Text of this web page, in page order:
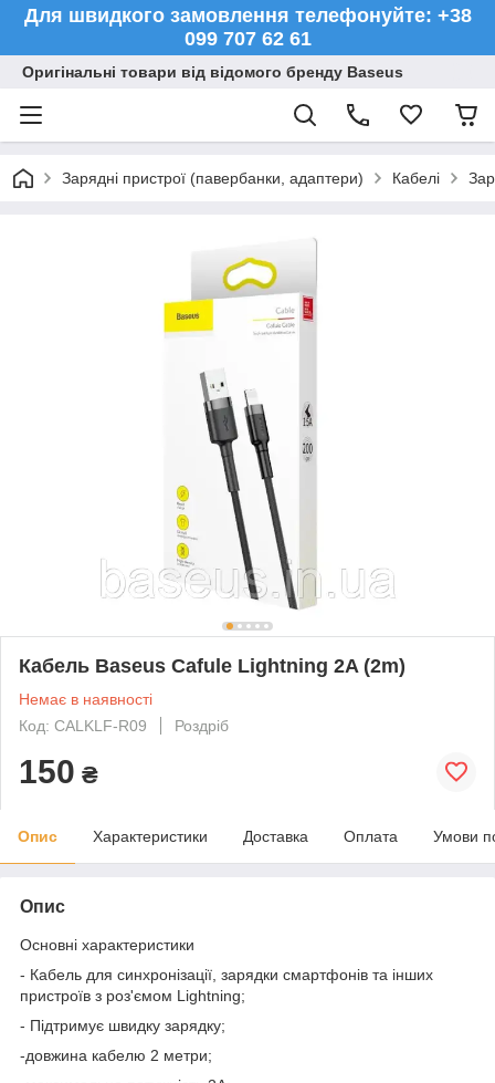
Для швидкого замовлення телефонуйте: +38
099 707 62 61
Оригінальні товари від відомого бренду Baseus
Зарядні пристрої (павербанки, адаптери) Кабелі
Кабель Baseus Cafule Lightning 2A (2m)
Немає в наявності
Код: CALKLF-R09
Роздріб
150 ₴
Опис Характеристики Доставка Оплата Умови
Опис
Основні характеристики
- Кабель для синхронізації, зарядки смартфонів та інших
пристроїв з роз'ємом Lightning;
- Підтримує швидку зарядку;
-довжина кабелю 2 метри;